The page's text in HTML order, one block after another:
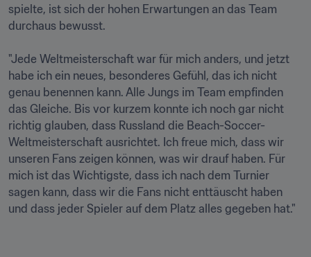
spielte, ist sich der hohen Erwartungen an das Team
durchaus bewusst.
"Jede Weltmeisterschaft war für mich anders, und jetzt
habe ich ein neues, besonderes Gefühl, das ich nicht
genau benennen kann. Alle Jungs im Team empfinden
das Gleiche. Bis vor kurzem konnte ich noch gar nicht
richtig glauben, dass Russland die Beach-Soccer-
Weltmeisterschaft ausrichtet. Ich freue mich, dass wir
unseren Fans zeigen können, was wir drauf haben. Für
mich ist das Wichtigste, dass ich nach dem Turnier
sagen kann, dass wir die Fans nicht enttäuscht haben
und dass jeder Spieler auf dem Platz alles gegeben hat."